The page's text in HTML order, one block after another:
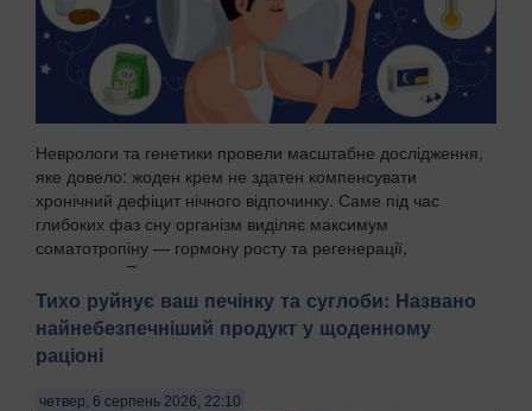
Неврологи та генетики провели масштабне дослідження,
яке довело: жоден крем не здатен компенсувати
хронічний дефіцит нічного відпочинку. Саме під час
глибоких фаз сну організм виділяє максимум
соматотропіну — гормону росту та регенерації,
передають Пат...
Тихо руйнує ваш печінку та суглоби: Названо
найнебезпечніший продукт у щоденному
раціоні
четвер, 6 серпень 2026, 22:10